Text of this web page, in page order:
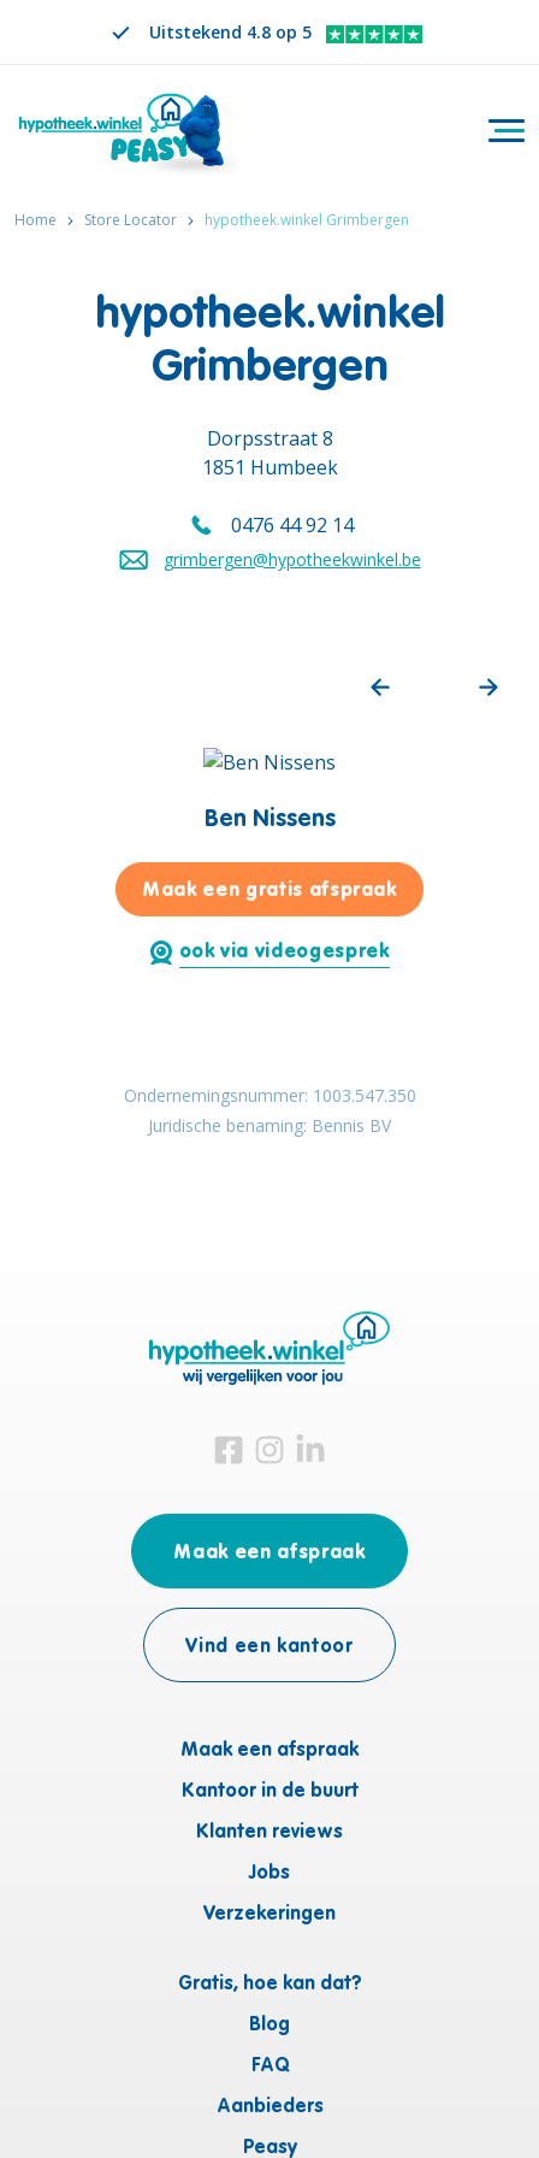
Uitstekend 4.8 op 5
Zoeken
VERANDER TAAL. GESELECTEERDE TAAL IS
NL
Home Store Locator hypotheek.winkel Grimbergen
hypotheek.winkel
Grimbergen
Dorpsstraat 8
1851 Humbeek
Bel ons op
0476 44 92 14
Stuur een mail naar
grimbergen@hypotheekwinkel.be
Ben Nissens
Maak een gratis afspraakvoor Ben
ook via videogesprek
Ondernemingsnummer: 1003.547.350
Juridische benaming: Bennis BV
Bezoek ons op Facebook
Bezoek ons op Instagram
Bezoek ons op Linkedin
Maak een afspraak
Kantoor in de buurt
Klanten reviews
Jobs
Verzekeringen
Gratis, hoe kan dat?
Blog
FAQ
Aanbieders
Peasy
Maak een afspraak
Vind een kantoor